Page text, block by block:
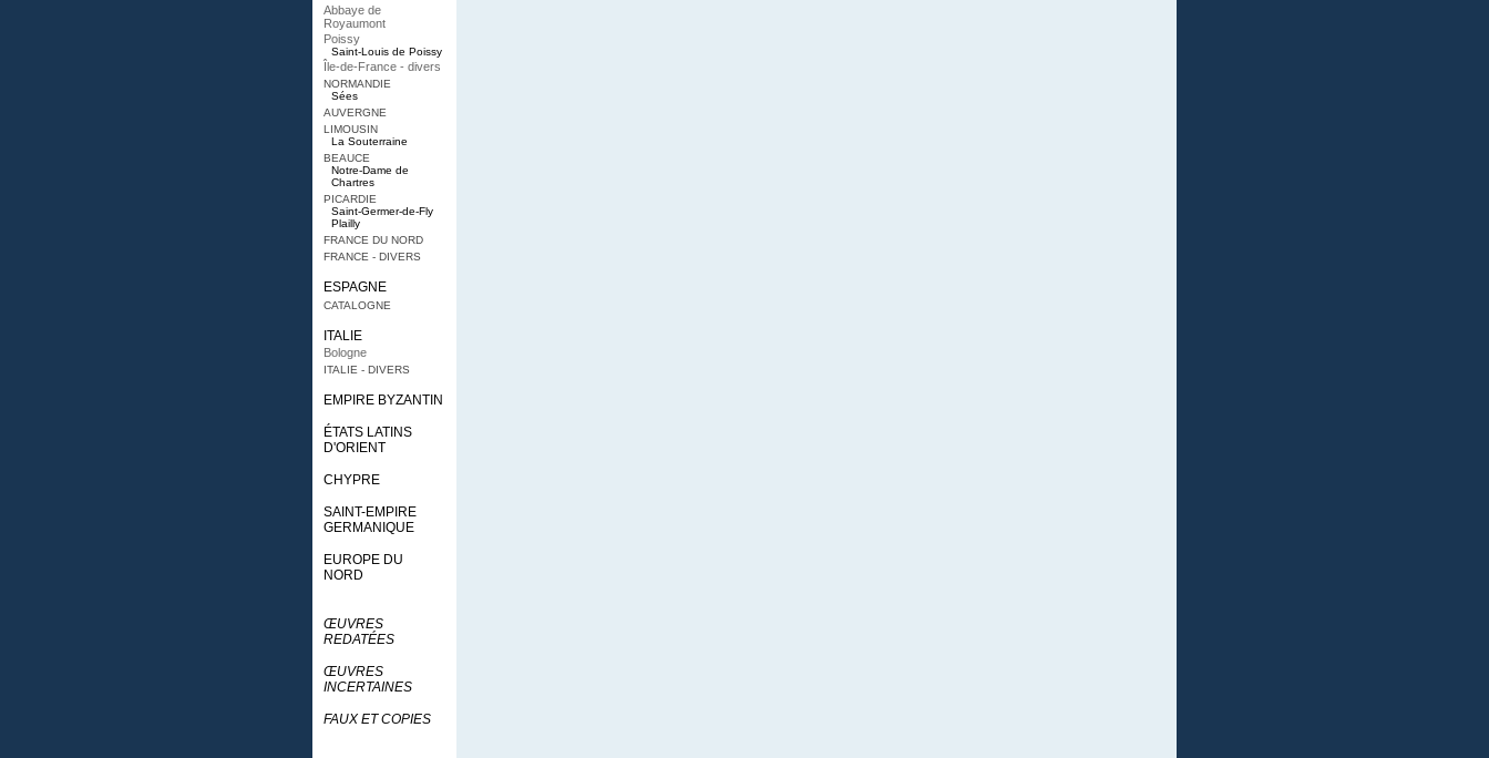
Abbaye de
Royaumont
Poissy
Saint-Louis de Poissy
Île-de-France - divers
NORMANDIE
Sées
AUVERGNE
LIMOUSIN
La Souterraine
BEAUCE
Notre-Dame de
Chartres
PICARDIE
Saint-Germer-de-Fly
Plailly
FRANCE DU NORD
FRANCE - DIVERS
ESPAGNE
CATALOGNE
ITALIE
Bologne
ITALIE - DIVERS
EMPIRE BYZANTIN
ÉTATS LATINS
D'ORIENT
CHYPRE
SAINT-EMPIRE
GERMANIQUE
EUROPE DU
NORD
ŒUVRES
REDATÉES
ŒUVRES
INCERTAINES
FAUX ET COPIES